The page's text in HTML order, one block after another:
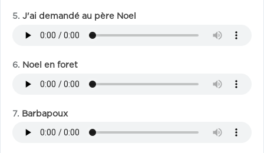
J'ai demandé au père Noel
Noel en foret
Barbapoux